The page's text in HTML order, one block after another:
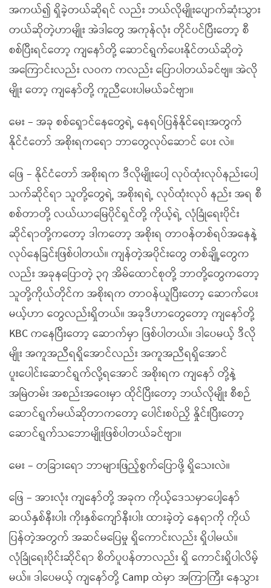
အကယ်၍ ရှိခဲ့တယ်ဆိုရင် လည်း ဘယ်လိုမျိုးပျောက်ဆုံးသွား
တယ်ဆိုတဲ့ဟာမျိုး အဲဒါတွေ အကုန်လုံး တိုင်ပင်ပြီးတော့ စီ
စစ်ပြီးရင်တော့ ကျနော်တို့ ဆောင်ရွက်ပေးနိုင်တယ်ဆိုတဲ့
အကြောင်းလည်း လဝက ကလည်း ပြောပါတယ်ခင်ဗျ။ အဲလို
မျိုး တော့ ကျနော်တို့ ကူညီပေးပါမယ်ခင်ဗျာ။
မေး – အခု စစ်ရှောင်နေတွေရဲ့ နေရပ်ပြန်နိုင်ရေးအတွက်
နိုင်ငံတော် အစိုးရကရော ဘာတွေလုပ်ဆောင် ပေး လဲ။
ဖြေ – နိုင်ငံတော် အစိုးရက ဒီလိုမျိုးပေါ့ လုပ်ထုံးလုပ်နည်းပေါ့
သက်ဆိုင်ရာ သူတို့တွေရဲ့ အစိုးရရဲ့ လုပ်ထုံးလုပ် နည်း အရ စီ
စစ်တာတို့ လယ်ယာမြေပိုင်ရှင်တို့ ကိုယ့်ရဲ့ လုံခြုံရေးပိုင်း
ဆိုင်ရာတို့ကတော့ ဒါကတော့ အစိုးရ တာဝန်တစ်ရပ်အနေနဲ့
လုပ်နေခြင်းဖြစ်ပါတယ်။ ကျန်တဲ့အပိုင်းတွေ တစ်ချို့တွေက
လည်း အခုနပြောတဲ့ ၃၇ အိမ်ထောင်စုတို့ ဘာတို့တွေကတော့
သူတို့ကိုယ်တိုင်က အစိုးရက တာဝန်ယူပြီးတော့ ဆောက်ပေး
မယ့်ဟာ တွေလည်းရှိတယ်။ အခုဒီဟာတွေတော့ ကျနော်တို့
KBC ကနေပြီးတော့ ဆောက်မှာ ဖြစ်ပါတယ်။ ဒါပေမယ့် ဒီလို
မျိုး အကူအညီရရှိအောင်လည်း အကူအညီရရှိအောင်
ပူးပေါင်းဆောင်ရွက်လို့ရအောင် အစိုးရက ကျနော် တို့နဲ့
အမြဲတမ်း အစည်းအဝေးမှာ ထိုင်ပြီးတော့ ဘယ်လိုမျိုး စီစဉ်
ဆောင်ရွက်မယ်ဆိုတာကတော့ ပေါင်းစပ်ညှိ နှိုင်းပြီးတော့
ဆောင်ရွက်သဘောမျိုးဖြစ်ပါတယ်ခင်ဗျာ။
မေး – တခြားရော ဘာများဖြည့်စွက်ပြောဖို့ ရှိသေးလဲ။
ဖြေ – အားလုံး ကျနော်တို့ အခုက ကိုယ့်ဒေသမှာပေါ့နော်
ဆယ်နှစ်နီးပါး ကိုးနှစ်ကျော်နီးပါး ထားခဲ့တဲ့ နေရာကို ကိုယ်
ပြန်တဲ့အတွက် အဆင်မပြေမှု ရှိကောင်းလည်း ရှိပါမယ်။
လုံခြုံရေးပိုင်းဆိုင်ရာ စိတ်ပူပန်တာလည်း ရှိ ကောင်းရှိပါလိမ့်
မယ်။ ဒါပေမယ့် ကျနော်တို့ Camp ထဲမှာ အကြာကြီး နေသွား